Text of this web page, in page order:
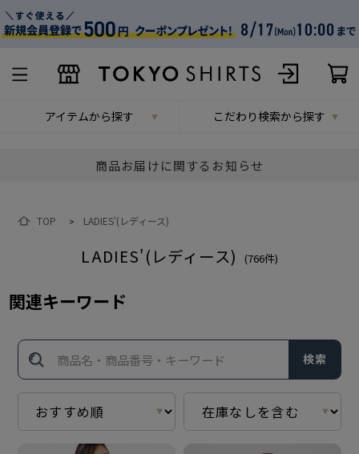
アイテムから探す こだわり検索から探す
商品お届けに関するお知らせ
TOP > LADIES'(レディース)
LADIES'(レディース) (766件)
関連キーワード
検索